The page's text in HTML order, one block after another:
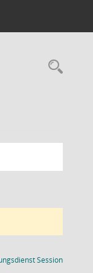
Session(Wird in